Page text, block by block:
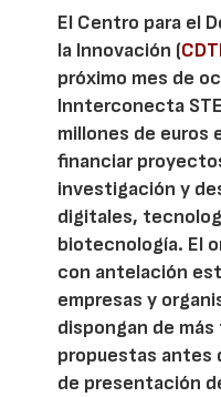
El Centro para el
la Innovación (
próximo mes de
Innterconecta
millones de euros
financiar
investigación y
digitales,
biotecnología. El
con antelación
empresas y
dispongan de
propuestas antes
de presentación